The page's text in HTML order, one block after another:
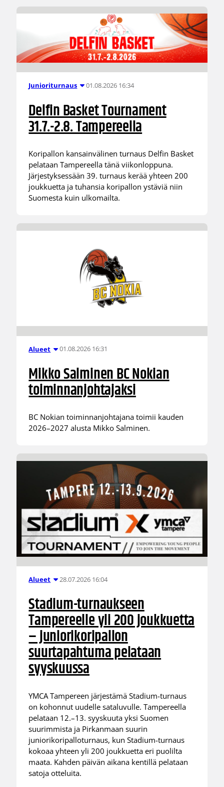
Junioriturnaus 01.08.2026 16:34
Delfin Basket Tournament
31.7.-2.8. Tampereella
Koripallon kansainvälinen turnaus Delfin Basket
pelataan Tampereella tänä viikonloppuna.
Järjestyksessään 39. turnaus kerää yhteen 200
joukkuetta ja tuhansia koripallon ystäviä niin
Suomesta kuin ulkomailta.
Alueet 01.08.2026 16:31
Mikko Salminen BC Nokian
toiminnanjohtajaksi
BC Nokian toiminnanjohtajana toimii kauden
2026–2027 alusta Mikko Salminen.
Alueet 28.07.2026 16:04
Stadium-turnaukseen
Tampereelle yli 200 joukkuetta
– juniorikoripallon
suurtapahtuma pelataan
syyskuussa
YMCA Tampereen järjestämä Stadium-turnaus
on kohonnut uudelle sataluvulle. Tampereella
pelataan 12.–13. syyskuuta yksi Suomen
suurimmista ja Pirkanmaan suurin
juniorikoripalloturnaus, kun Stadium-turnaus
kokoaa yhteen yli 200 joukkuetta eri puolilta
maata. Kahden päivän aikana kentillä pelataan
satoja otteluita.